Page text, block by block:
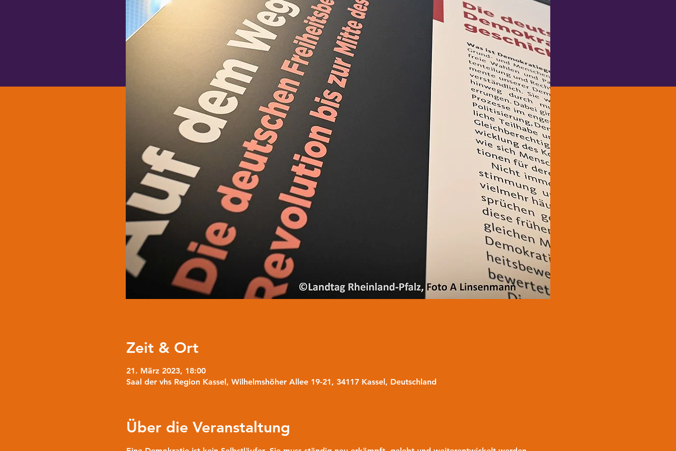
Zeit & Ort
21. März 2023, 18:00
Saal der vhs Region Kassel, Wilhelmshöher Allee 19-21, 34117 Kassel, Deutschland
Über die Veranstaltung